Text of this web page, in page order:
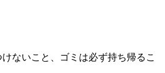
ないこと、ゴミは必ず持ち帰るこ